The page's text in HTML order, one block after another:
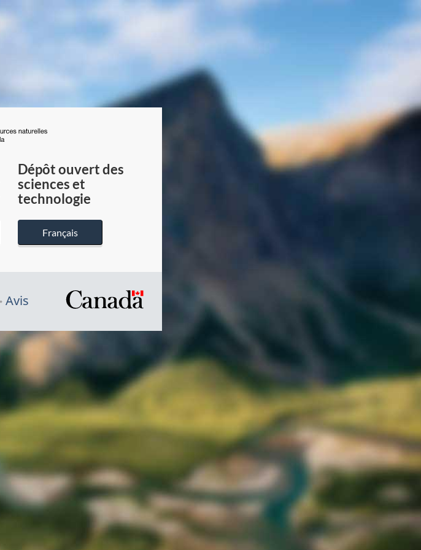
du
Canada
Dépôt ouvert des
sciences et
technologie
Français
Avis
/
gouvernement
du